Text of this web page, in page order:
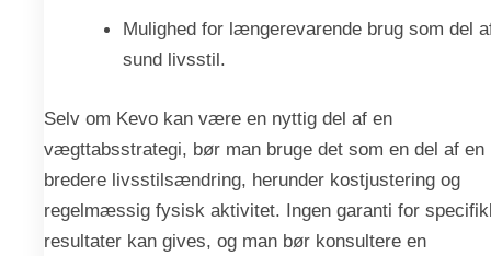
Mulighed for længerevarende brug som del
sund livsstil.
Selv om Kevo kan være en nyttig del af en
vægttabsstrategi, bør man bruge det som en del af en
bredere livsstilsændring, herunder kostjustering og
regelmæssig fysisk aktivitet. Ingen garanti for
resultater kan gives, og man bør konsultere en